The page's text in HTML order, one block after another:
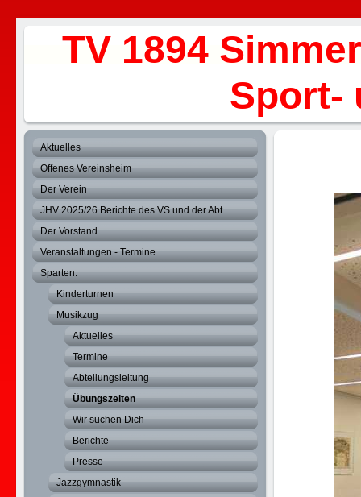
TV 1894
Sport- und
Aktuelles
Offenes Vereinsheim
Der Verein
JHV 2025/26 Berichte des VS und der Abt.
Der Vorstand
Veranstaltungen - Termine
Sparten:
Kinderturnen
Musikzug
Aktuelles
Termine
Abteilungsleitung
Übungszeiten
Wir suchen Dich
Berichte
Presse
Jazzgymnastik